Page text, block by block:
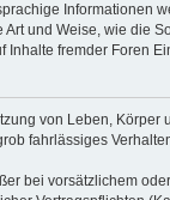
Informationen
und Weise, wie die
Inhalte fremder Foren
von Leben,
fahrlässiges
bei vorsätzlichem